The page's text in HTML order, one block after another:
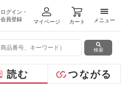
ログイン・
会員登録
マイページ カート
メニ
メニュー
検索
読む つながる